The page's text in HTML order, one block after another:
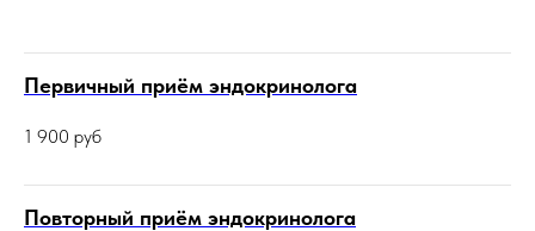
Первичный приём эндокринолога
1 900 руб
Повторный приём эндокринолога